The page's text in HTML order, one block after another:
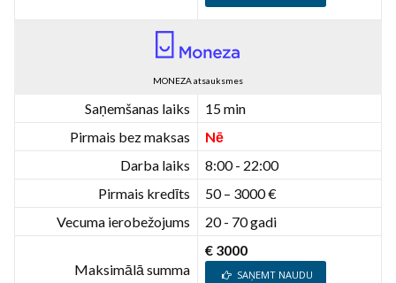
MONEZA atsauksmes
Saņemšanas laiks
15 min
Pirmais bez maksas
Nē
Darba laiks
8:00 - 22:00
Pirmais kredīts
50 – 3000 €
Vecuma ierobežojums
20 - 70 gadi
Maksimālā summa
€ 3000
SAŅEMT NAUDU